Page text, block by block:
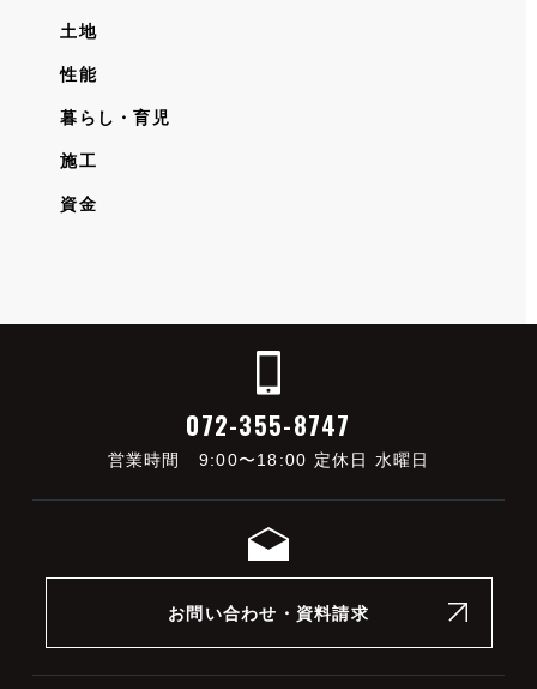
土地
性能
暮らし・育児
施工
資金
072-355-8747
営業時間 9:00〜18:00 定休日 水曜日
お問い合わせ・資料請求